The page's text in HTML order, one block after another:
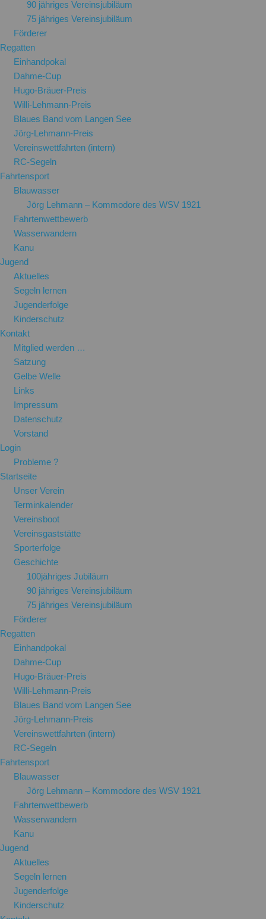
90 jähriges Vereinsjubiläum
75 jähriges Vereinsjubiläum
Förderer
Regatten
Einhandpokal
Dahme-Cup
Hugo-Bräuer-Preis
Willi-Lehmann-Preis
Blaues Band vom Langen See
Jörg-Lehmann-Preis
Vereinswettfahrten (intern)
RC-Segeln
Fahrtensport
Blauwasser
Jörg Lehmann – Kommodore des WSV 1921
Fahrtenwettbewerb
Wasserwandern
Kanu
Jugend
Aktuelles
Segeln lernen
Jugenderfolge
Kinderschutz
Kontakt
Mitglied werden …
Satzung
Gelbe Welle
Links
Impressum
Datenschutz
Vorstand
Login
Probleme ?
Startseite
Unser Verein
Terminkalender
Vereinsboot
Vereinsgaststätte
Sporterfolge
Geschichte
100jähriges Jubiläum
90 jähriges Vereinsjubiläum
75 jähriges Vereinsjubiläum
Förderer
Regatten
Einhandpokal
Dahme-Cup
Hugo-Bräuer-Preis
Willi-Lehmann-Preis
Blaues Band vom Langen See
Jörg-Lehmann-Preis
Vereinswettfahrten (intern)
RC-Segeln
Fahrtensport
Blauwasser
Jörg Lehmann – Kommodore des WSV 1921
Fahrtenwettbewerb
Wasserwandern
Kanu
Jugend
Aktuelles
Segeln lernen
Jugenderfolge
Kinderschutz